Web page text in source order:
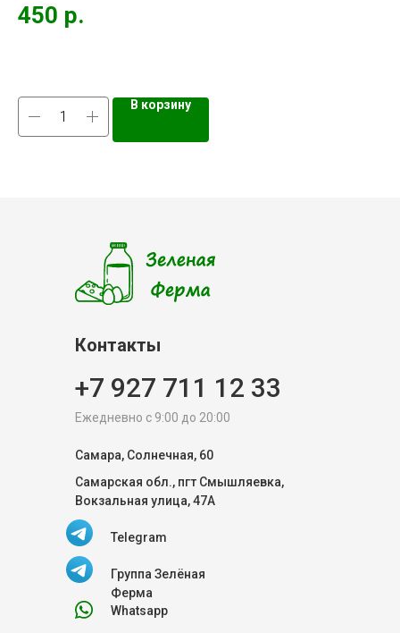
450 р.
В корзину
Контакты
Ежедневно с 9:00 до 20:00
Самарская обл., пгт Смышляевка,
Вокзальная улица, 47А
Самара, Солнечная, 60
Telegram
Группа Зелёная
Ферма
Whatsapp
+7 927 711 12 33